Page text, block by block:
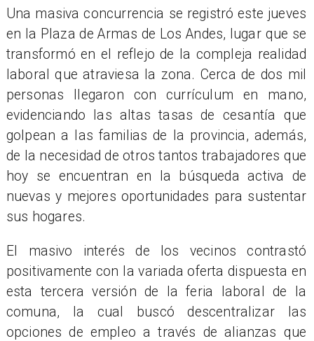
Una masiva concurrencia se registró este jueves
en la Plaza de Armas de Los Andes, lugar que se
transformó en el reflejo de la compleja realidad
laboral que atraviesa la zona. Cerca de dos mil
personas llegaron con currículum en mano,
evidenciando las altas tasas de cesantía que
golpean a las familias de la provincia, además,
de la necesidad de otros tantos trabajadores que
hoy se encuentran en la búsqueda activa de
nuevas y mejores oportunidades para sustentar
sus hogares.
El masivo interés de los vecinos contrastó
positivamente con la variada oferta dispuesta en
esta tercera versión de la feria laboral de la
comuna, la cual buscó descentralizar las
opciones de empleo a través de alianzas que